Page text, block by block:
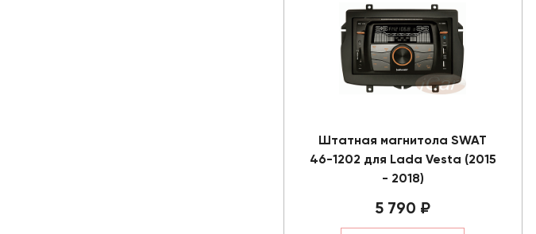
Штатная магнитола SWAT
46-1202 для Lada Vesta (2015
- 2018)
5 790 ₽